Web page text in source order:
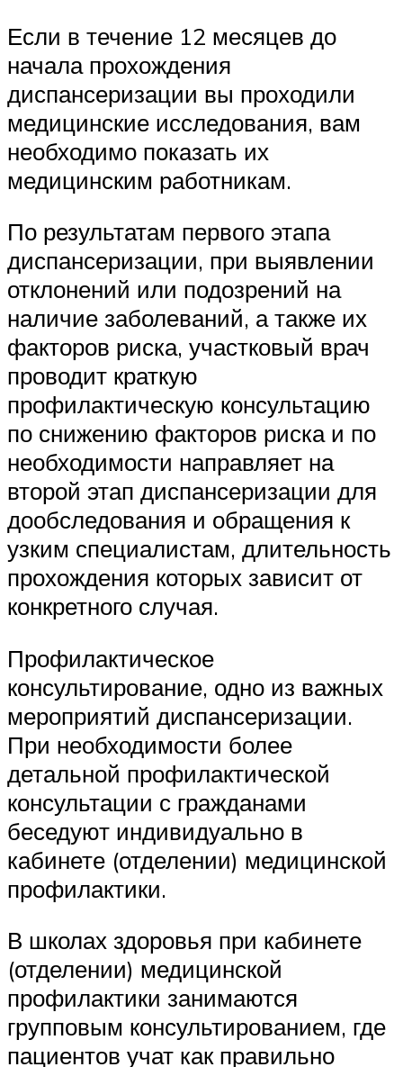
Если в течение 12 месяцев до
начала прохождения
диспансеризации вы проходили
медицинские исследования, вам
необходимо показать их
медицинским работникам.
По результатам первого этапа
диспансеризации, при выявлении
отклонений или подозрений на
наличие заболеваний, а также их
факторов риска, участковый врач
проводит краткую
профилактическую консультацию
по снижению факторов риска и по
необходимости направляет на
второй этап диспансеризации для
дообследования и обращения к
узким специалистам, длительность
прохождения которых зависит от
конкретного случая.
Профилактическое
консультирование, одно из важных
мероприятий диспансеризации.
При необходимости более
детальной профилактической
консультации с гражданами
беседуют индивидуально в
кабинете (отделении) медицинской
профилактики.
В школах здоровья при кабинете
(отделении) медицинской
профилактики занимаются
групповым консультированием, где
пациентов учат как правильно